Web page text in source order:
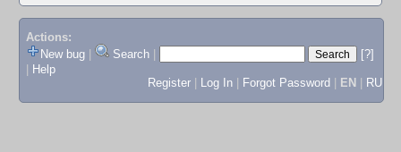
Actions:
New bug
Search
[?]
Help
Register
Log In Forgot Password EN RU